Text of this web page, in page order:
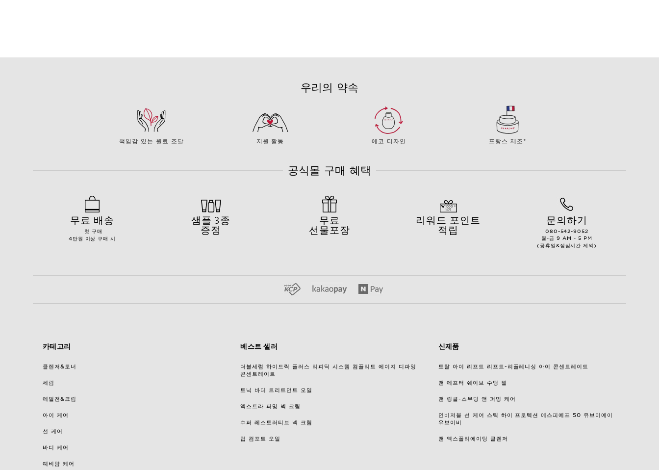
우리의 약속
책임감 있는 원료 조달 지원 활동 에코 디자인 프랑스 제조*
공식몰 구매 혜택
무료 배송
첫 구매
4만원 이상 구매 시
샘플 3종
증정
무료
선물포장
리워드 포인트
적립
문의하기
080-542-9052
월-금 9 AM - 5 PM
(공휴일&점심시간 제외)
카테고리
클렌저&토너
세럼
에멀전&크림
아이 케어
선 케어
바디 케어
예비맘 케어
베스트 셀러
더블세럼 하이드릭 플러스 리피딕 시스템 컴플리트 에이지 디파잉
콘센트레이트
토닉 바디 트리트먼트 오일
엑스트라 퍼밍 넥 크림
수퍼 레스토러티브 넥 크림
립 컴포트 오일
신제품
토탈 아이 리프트 리프트-리플레니싱 아이 콘센트레이트
맨 에프터 쉐이브 수딩 젤
맨 링클-스무딩 앤 퍼밍 케어
인비저블 선 케어 스틱 하이 프로텍션 에스피에프 50 유브이에이
유브이비
맨 엑스폴리에이팅 클렌저